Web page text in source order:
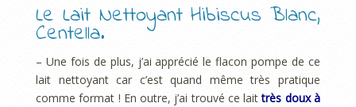
Le Lait Nettoyant Hibiscus Blanc,
Centella.
– Une fois de plus, j’ai apprécié le flacon pompe de ce
lait nettoyant car c’est quand même très pratique
comme format ! En outre, j’ai trouvé ce laittrès doux à